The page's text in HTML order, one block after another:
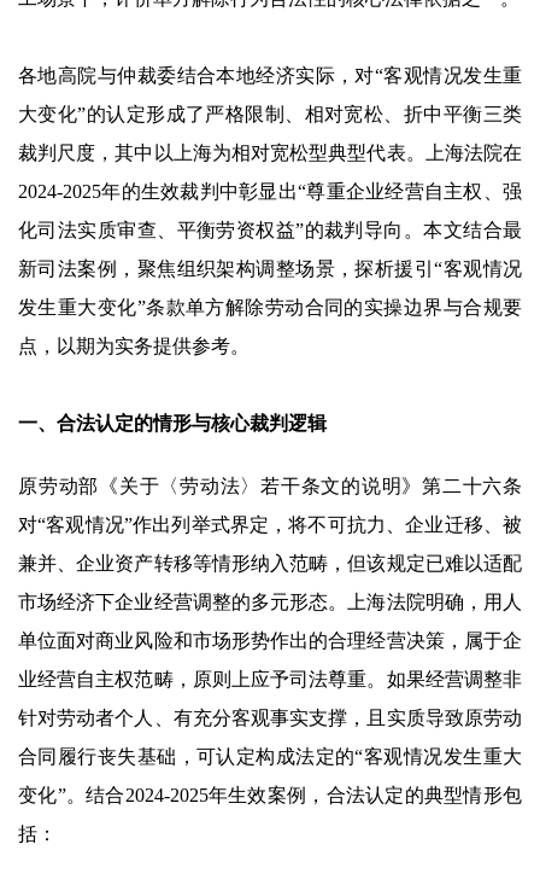
各地高院与仲裁委结合本地经济实际，对“客观情况发生重
大变化”的认定形成了严格限制、相对宽松、折中平衡三类
裁判尺度，其中以上海为相对宽松型典型代表。上海法院在
2024-2025年的生效裁判中彰显出“尊重企业经营自主权、强
化司法实质审查、平衡劳资权益”的裁判导向。本文结合最
新司法案例，聚焦组织架构调整场景，探析援引“客观情况
发生重大变化”条款单方解除劳动合同的实操边界与合规要
点，以期为实务提供参考。
一、合法认定的情形与核心裁判逻辑
原劳动部《关于〈劳动法〉若干条文的说明》第二十六条
对“客观情况”作出列举式界定，将不可抗力、企业迁移、被
兼并、企业资产转移等情形纳入范畴，但该规定已难以适配
市场经济下企业经营调整的多元形态。上海法院明确，用人
单位面对商业风险和市场形势作出的合理经营决策，属于企
业经营自主权范畴，原则上应予司法尊重。如果经营调整非
针对劳动者个人、有充分客观事实支撑，且实质导致原劳动
合同履行丧失基础，可认定构成法定的“客观情况发生重大
变化”。结合2024-2025年生效案例，合法认定的典型情形包
括：